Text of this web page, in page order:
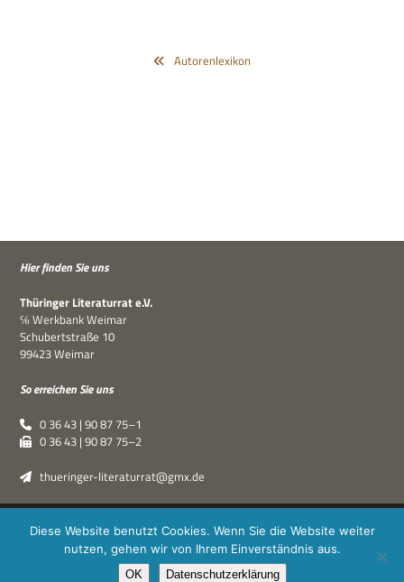
Autorenlexikon
Hier fin­den Sie uns
Thü­rin­ger Lite­ra­tur­rat e.V.
℅ Werk­bank Weimar
Schu­bert­straße 10
99423 Weimar
So errei­chen Sie uns
0 36 43 | 90 87 75–1
0 36 43 | 90 87 75–2
thueringer-literaturrat@gmx.de
Thüringer Literaturrat e.V. | © 2019–2026 ·XPDT : Marken &
Kommunikation|Impressum·Datenschutz
Diese Website benutzt Cookies. Wenn Sie die Website weiter
nutzen, gehen wir von Ihrem Einverständnis aus.
OK Datenschutzerklärung